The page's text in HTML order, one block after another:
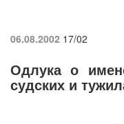
06.08.2002 17/02
Одлука о
судских и